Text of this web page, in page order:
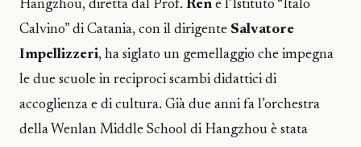
Hangzhou, diretta dal Prof. Ren e l’Istituto “Italo
Calvino” di Catania, con il dirigente Salvatore
Impellizzeri, ha siglato un gemellaggio che impegna
le due scuole in reciproci scambi didattici di
accoglienza e di cultura. Già due anni fa l’orchestra
della Wenlan Middle School di Hangzhou è stata